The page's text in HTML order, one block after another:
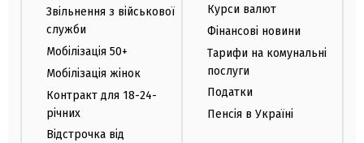
Звільнення з військової
служби
Мобілізація 50+
Мобілізація жінок
Контракт для 18-24-
річних
Відстрочка від
Курси валют
Фінансові новини
Тарифи на комунальні
послуги
Податки
Пенсія в Україні